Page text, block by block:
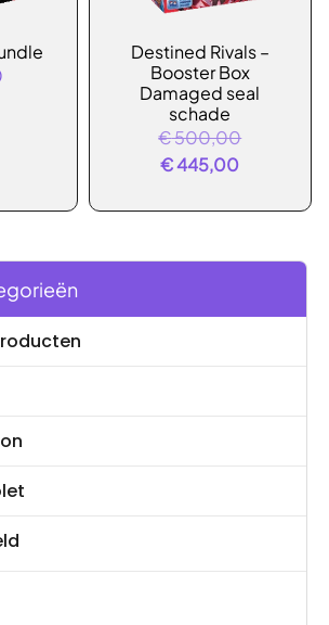
Destined Rivals –
Booster Box
Damaged seal
schade
€500,00
€ 500,00.
€445,00Huidige
is: